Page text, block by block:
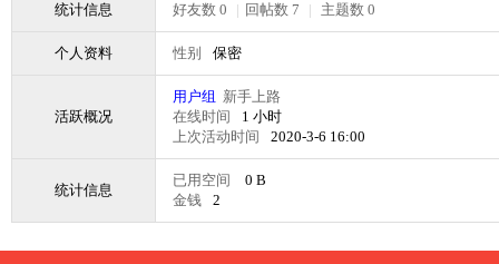
统计信息 好友数 0 | 回帖数 7 | 主题数 0
个人资料 性别 保密
活跃概况
用户组 新手上路
在线时间
1 小时
上次活动时间
2020-3-6 16:00
统计信息
已用空间
0 B
金钱
2